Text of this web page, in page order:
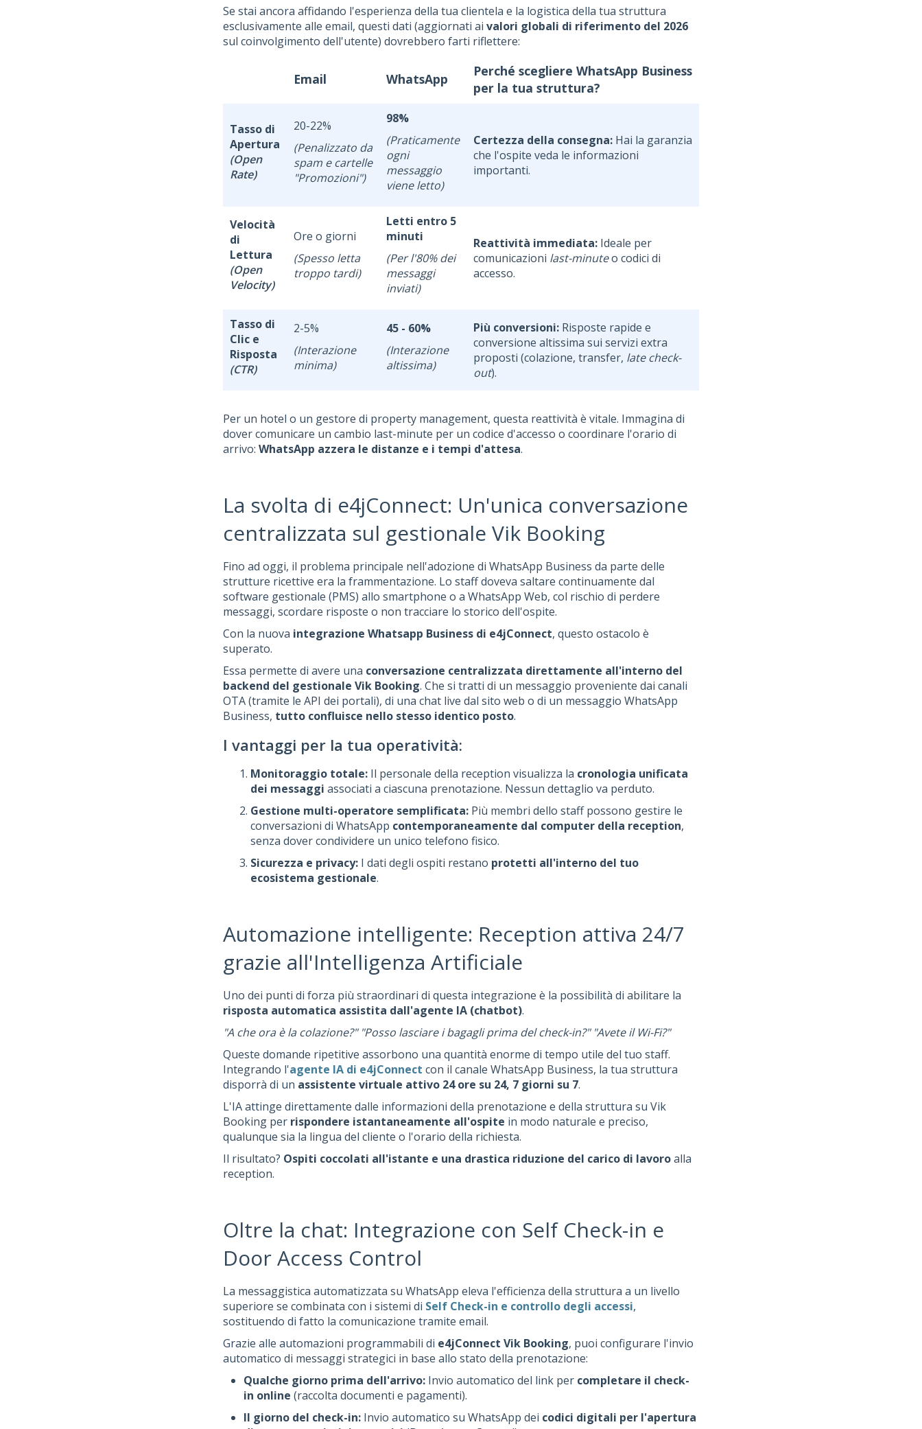
Se stai ancora affidando l'esperienza della tua clientela e la logistica della tua struttura
esclusivamente alle email, questi dati (aggiornati ai valori globali di riferimento del 2026
sul coinvolgimento dell'utente) dovrebbero farti riflettere:
Email WhatsApp
Perché scegliere WhatsApp Business
per la tua struttura?
Tasso di
Apertura
(Open
Rate)
20-22%
(Penalizzato da
spam e cartelle
"Promozioni")
98%
(Praticamente
ogni
messaggio
viene letto)
Certezza della consegna: Hai la garanzia
che l'ospite veda le informazioni
importanti.
Velocità
di
Lettura
(Open
Velocity)
Ore o giorni
(Spesso letta
troppo tardi)
Letti entro 5
minuti
(Per l'80% dei
messaggi
inviati)
Reattività immediata: Ideale per
comunicazioni last-minuteo codici di
accesso.
Tasso di
Clic e
Risposta
(CTR)
2-5%
(Interazione
minima)
45 - 60%
(Interazione
altissima)
Più conversioni: Risposte rapide e
conversione altissima sui servizi extra
proposti (colazione, transfer, late check-
out).
Per un hotel o un gestore di property management, questa reattività è vitale. Immagina di
dover comunicare un cambio last-minute per un codice d'accesso o coordinare l'orario di
arrivo: WhatsApp azzera le distanze e i tempi d'attesa.
La svolta di e4jConnect: Un'unica conversazione
centralizzata sul gestionale Vik Booking
Fino ad oggi, il problema principale nell'adozione di WhatsApp Business da parte delle
strutture ricettive era la frammentazione. Lo staff doveva saltare continuamente dal
software gestionale (PMS) allo smartphone o a WhatsApp Web, col rischio di perdere
messaggi, scordare risposte o non tracciare lo storico dell'ospite.
Con la nuova integrazione Whatsapp Business di e4jConnect, questo ostacolo è
superato.
Essa permette di avere una conversazione centralizzata direttamente all'interno del
backend del gestionale Vik Booking. Che si tratti di un messaggio proveniente dai canali
OTA (tramite le API dei portali), di una chat live dal sito web o di un messaggio WhatsApp
Business, tutto confluisce nello stesso identico posto.
I vantaggi per la tua operatività:
Monitoraggio totale: Il personale della reception visualizza la cronologia unificata
dei messaggi associati a ciascuna prenotazione. Nessun dettaglio va perduto.
Gestione multi-operatore semplificata: Più membri dello staff possono gestire le
conversazioni di WhatsApp contemporaneamente dal computer della reception,
senza dover condividere un unico telefono fisico.
Sicurezza e privacy: I dati degli ospiti restano protetti all'interno del tuo
ecosistema gestionale.
Automazione intelligente: Reception attiva 24/7
grazie all'Intelligenza Artificiale
Uno dei punti di forza più straordinari di questa integrazione è la possibilità di abilitare la
risposta automatica assistita dall'agente IA (chatbot).
"A che ora è la colazione?" "Posso lasciare i bagagli prima del check-in?" "Avete il Wi-Fi?"
Queste domande ripetitive assorbono una quantità enorme di tempo utile del tuo staff.
Integrando l'agente IA di e4jConnect con il canale WhatsApp Business, la tua struttura
disporrà di un assistente virtuale attivo 24 ore su 24, 7 giorni su 7.
L'IA attinge direttamente dalle informazioni della prenotazione e della struttura su Vik
Booking per rispondere istantaneamente all'ospite in modo naturale e preciso,
qualunque sia la lingua del cliente o l'orario della richiesta.
Il risultato? Ospiti coccolati all'istante e una drastica riduzione del carico di lavoroalla
reception.
Oltre la chat: Integrazione con Self Check-in e
Door Access Control
La messaggistica automatizzata su WhatsApp eleva l'efficienza della struttura a un livello
superiore se combinata con i sistemi di Self Check-in e controllo degli accessi,
sostituendo di fatto la comunicazione tramite email.
Grazie alle automazioni programmabili di e4jConnect Vik Booking, puoi configurare l'invio
automatico di messaggi strategici in base allo stato della prenotazione:
Qualche giorno prima dell'arrivo: Invio automatico del link per completare il check-
in online (raccolta documenti e pagamenti).
Il giorno del check-in: Invio automatico su WhatsApp dei codici digitali per l'apertura